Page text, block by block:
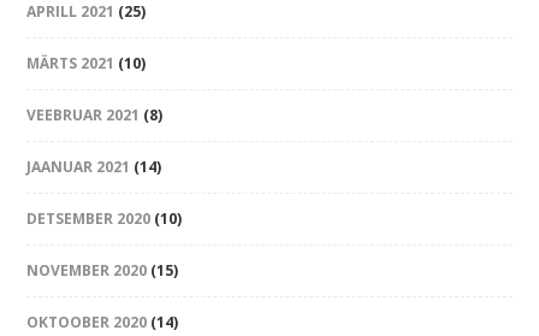
APRILL 2021 (25)
MÄRTS 2021 (10)
VEEBRUAR 2021 (8)
JAANUAR 2021 (14)
DETSEMBER 2020 (10)
NOVEMBER 2020 (15)
OKTOOBER 2020 (14)